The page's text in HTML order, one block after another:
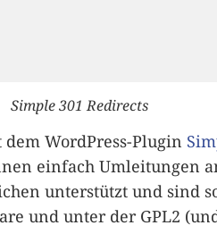
Simple 301 Redirects
WordPress-Plugin
einfach Umleitungen
unterstützt und sind
und unter der GPL2